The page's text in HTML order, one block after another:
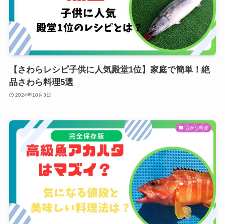
【さわらレシピ子供に人気殿堂1位】家庭で簡単！絶
品さわら料理5選
2024年10月3日
さかな料理